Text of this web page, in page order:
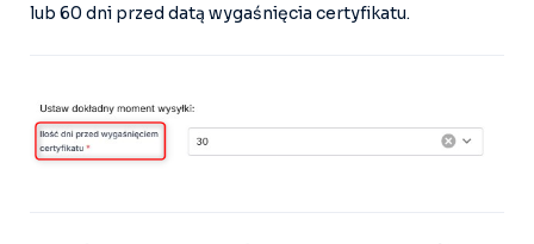
lub 60 dni przed datą wygaśnięcia certyfikatu.